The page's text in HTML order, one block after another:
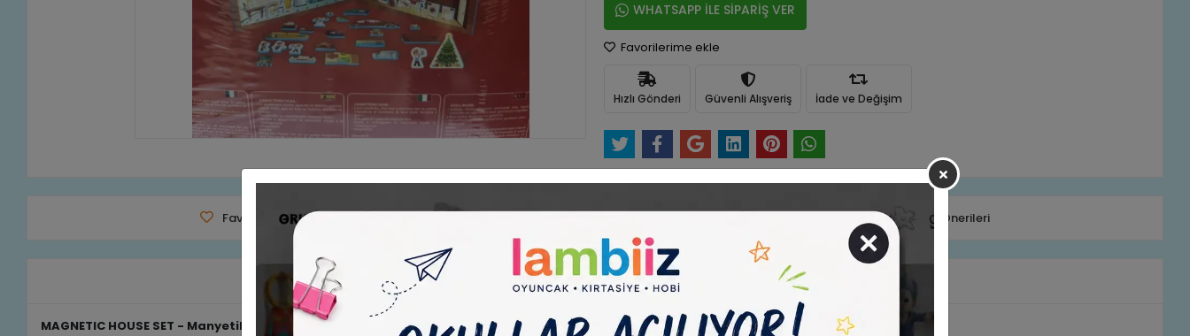
WHATSAPP İLE SİPARİŞ VER
Favorilerime ekle
Hızlı Gönderi Güvenli Alışveriş İade ve Değişim
Favorilerime Ekle Ürün Önerileri
Ürün Açıklaması Garanti ve Teslimat Taksit Seçenekleri Yorumlar
MAGNETIC HOUSE SET - Manyetik (Mıknastıslı) Ev Seti 100 Parça - Design Your Dream House